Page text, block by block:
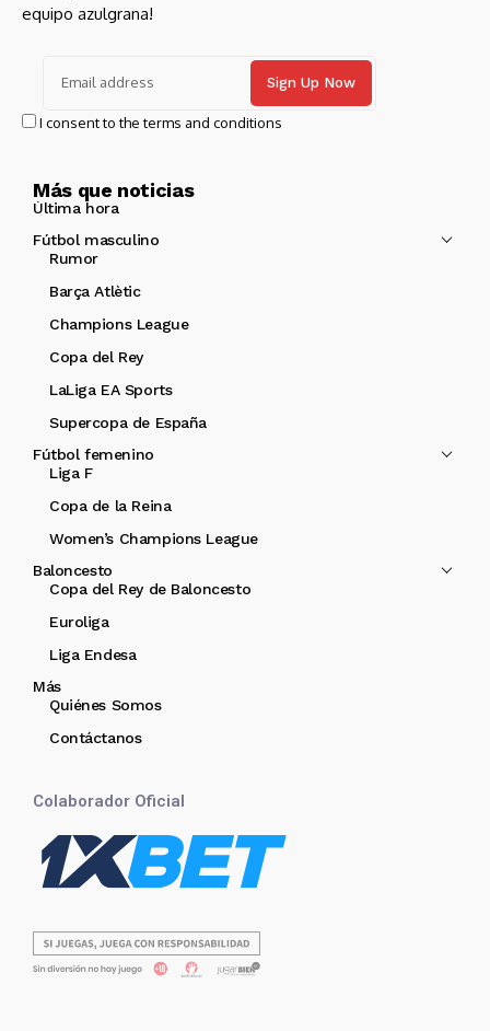
equipo azulgrana!
I consent to the terms and conditions
Más que noticias
Última hora
Fútbol masculino
Rumor
Barça Atlètic
Champions League
Copa del Rey
LaLiga EA Sports
Supercopa de España
Fútbol femenino
Liga F
Copa de la Reina
Women’s Champions League
Baloncesto
Copa del Rey de Baloncesto
Euroliga
Liga Endesa
Más
Quiénes Somos
Contáctanos
Colaborador Oficial